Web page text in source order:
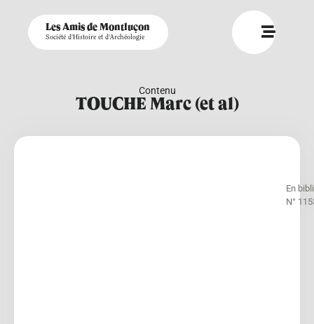
Les Amis de Montluçon
Société d'Histoire et d'Archéologie
Contenu
TOUCHE Marc (et al)
En
N°